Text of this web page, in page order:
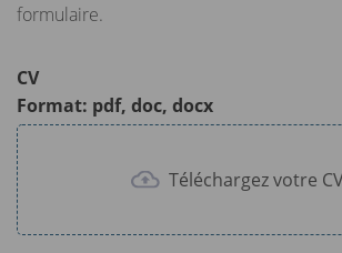
formulaire.
CV
Format: pdf, doc, docx
Téléchargez votre